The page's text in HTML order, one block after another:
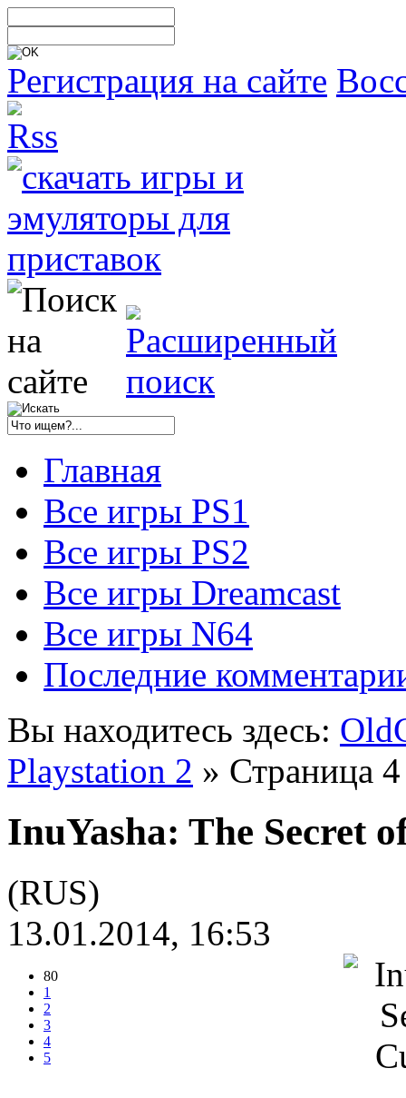
Регистрация на сайте
Главная
Все игры PS1
Все игры PS2
Все игры Dreamcast
Все игры N64
Последние
Вы находитесь здесь:
Playstation 2 » Страница 4
InuYasha: The Secret
(RUS)
13.01.2014, 16:53
80
1
2
3
4
5